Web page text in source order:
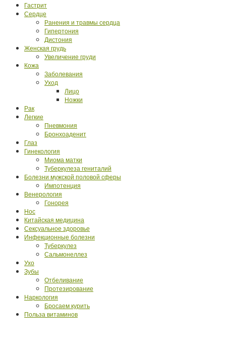
Гастрит
Сердце
Ранения и травмы сердца
Гипертония
Дистония
Женская грудь
Увеличение груди
Кожа
Заболевания
Уход
Лицо
Ножки
Рак
Легкие
Пневмония
Бронхоаденит
Глаз
Гинекология
Миома матки
Туберкулеза гениталий
Болезни мужской половой сферы
Импотенция
Венерология
Гонорея
Нос
Китайская медицина
Сексуальное здоровье
Инфекционные болезни
Туберкулез
Сальмонеллез
Ухо
Зубы
Отбеливание
Протезирование
Наркология
Бросаем курить
Польза витаминов